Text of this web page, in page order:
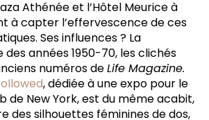
Athénée et l’Hôtel Meurice à
à capter l’effervescence de ces
Ses influences ? La
années 1950-70, les clichés
numéros deLife Magazine.
, dédiée à une expo pour le
de New York, est du même acabit,
des silhouettes féminines de dos,